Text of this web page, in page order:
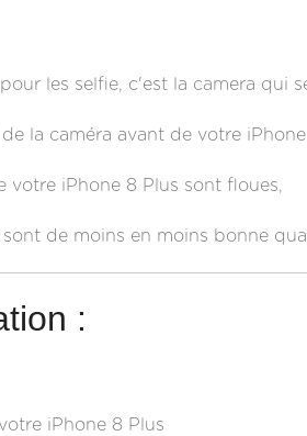
les selfie, c'est la camera qui
la caméra avant de votre
votre iPhone 8 Plus sont floues,
de moins en moins bonne
:
iPhone 8 Plus